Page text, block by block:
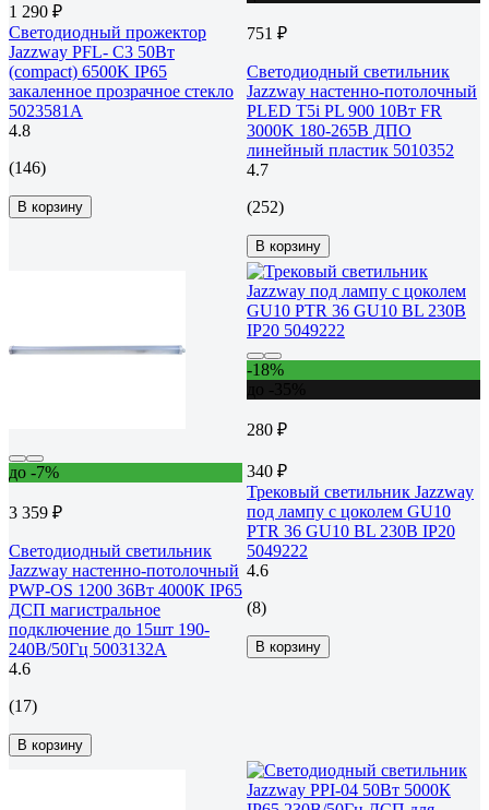
1 290 ₽
Светодиодный прожектор
Jazzway PFL- C3 50Вт
(compact) 6500K IP65
закаленное прозрачное стекло
5023581A
4.8
(146)
В корзину
751 ₽
Светодиодный светильник
Jazzway настенно-потолочный
PLED T5i PL 900 10Вт FR
3000K 180-265В ДПО
линейный пластик 5010352
4.7
(252)
В корзину
до -7%
3 359 ₽
Светодиодный светильник
Jazzway настенно-потолочный
PWP-OS 1200 36Вт 4000К IP65
ДСП магистральное
подключение до 15шт 190-
240В/50Гц 5003132A
4.6
(17)
В корзину
-18%
280 ₽
340 ₽
Трековый светильник Jazzway
под лампу с цоколем GU10
PTR 36 GU10 BL 230В IP20
5049222
4.6
(8)
В корзину